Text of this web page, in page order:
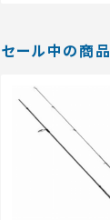
セール中の商品